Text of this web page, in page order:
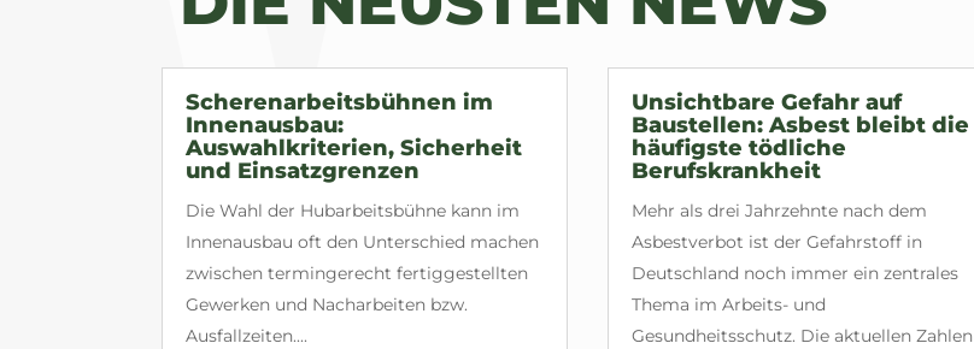
Scherenarbeitsbühnen im
Innenausbau:
Auswahlkriterien, Sicherheit
und Einsatzgrenzen
Die Wahl der Hubarbeitsbühne kann im
Innenausbau oft den Unterschied machen
zwischen termingerecht fertiggestellten
Gewerken und Nacharbeiten bzw.
Ausfallzeiten....
Unsichtbare Gefahr auf
Baustellen: Asbest bleibt die
häufigste tödliche
Berufskrankheit
Mehr als drei Jahrzehnte nach dem
Asbestverbot ist der Gefahrstoff in
Deutschland noch immer ein zentrales
Thema im Arbeits- und
Gesundheitsschutz. Die aktuellen Zahlen